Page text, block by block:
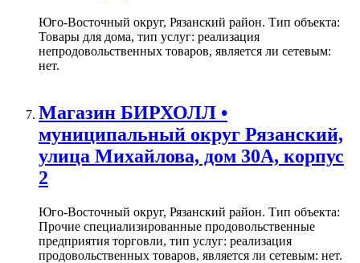
Юго-Восточный округ, Рязанский район. Тип объекта:
Товары для дома, тип услуг: реализация
непродовольственных товаров, является ли сетевым:
нет.
Магазин БИРХОЛЛ •
муниципальный округ Рязанский,
улица Михайлова, дом 30А, корпус
2
Юго-Восточный округ, Рязанский район. Тип объекта:
Прочие специализированные продовольственные
предприятия торговли, тип услуг: реализация
продовольственных товаров, является ли сетевым: нет.